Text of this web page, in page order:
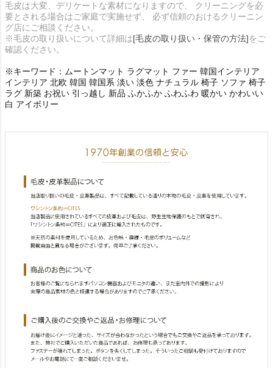
毛皮は大変、デリケートな素材になりますので、 クリーニングを必
要とされる場合はご家庭で実施せず、 必ず信頼のおけるクリーニン
グ店にご相談ください。
※毛皮の取り扱いについて詳細は[毛皮の取り扱い・保管の方法]をご
確認ください。
※キーワード：ムートンマット ラグマット ファー 韓国インテリア
インテリア 北欧 韓国 韓国系 淡い 淡色 ナチュラル 椅子 ソファ 椅子
ラグ 新築 お祝い 引っ越し 新品 ふかふか ふわふわ 暖かい かわいい
白 アイボリー